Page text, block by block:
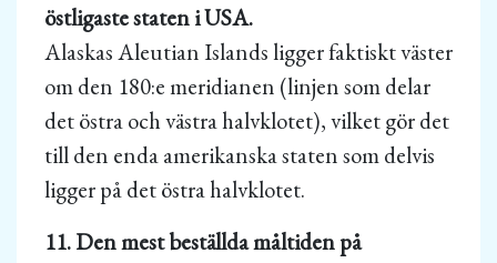
östligaste staten i USA.
Alaskas Aleutian Islands ligger faktiskt väster
om den 180:e meridianen (linjen som delar
det östra och västra halvklotet), vilket gör det
till den enda amerikanska staten som delvis
ligger på det östra halvklotet.
11. Den mest beställda måltiden på